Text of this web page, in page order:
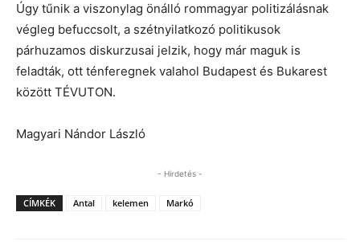
Úgy tűnik a viszonylag önálló rommagyar politizálásnak
végleg befuccsolt, a szétnyilatkozó politikusok
párhuzamos diskurzusai jelzik, hogy már maguk is
feladták, ott ténferegnek valahol Budapest és Bukarest
között TÉVUTON.
Magyari Nándor László
- Hirdetés -
CÍMKÉK Antal kelemen Markó